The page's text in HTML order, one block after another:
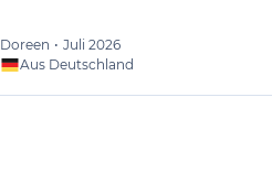
Doreen • Juli 2026
Aus Deutschland